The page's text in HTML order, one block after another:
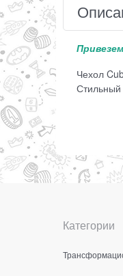
Чехол
Стильный
Категории